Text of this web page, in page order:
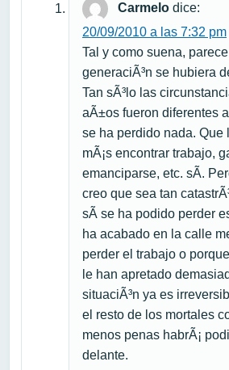
Carmelo dice:
20/09/2010 a las 7:32 pm
Tal y como suena,
generaciÃ³n se hubiera
Tan sÃ³lo las
aÃ±os fueron diferentes
se ha perdido nada. Que
mÃ¡s encontrar trabajo,
emanciparse, etc. sÃ­.
creo que sea tan
sÃ­ se ha podido perder
ha acabado en la calle
perder el trabajo o
le han apretado
situaciÃ³n ya es
el resto de los mortales
menos penas habrÃ¡
delante.